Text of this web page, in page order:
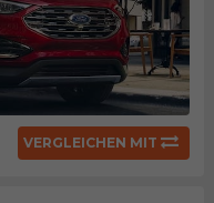
VERGLEICHEN MIT